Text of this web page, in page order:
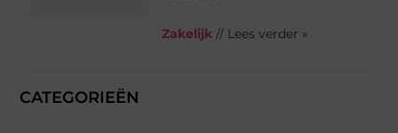
CATEGORIEËN
Zakelijk // Lees verder »